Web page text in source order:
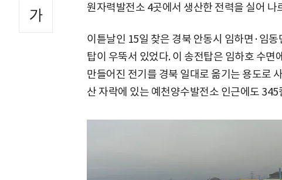
원자력발전소 4곳에서 생산한 전력을 실어 나
이튿날인 15일 찾은 경북 안동시 임하면·임
탑이 우뚝서 있었다. 이 송전탑은 임하호 수면
만들어진 전기를 경북 일대로 옮기는 용도로
산 자락에 있는 예천양수발전소 인근에도